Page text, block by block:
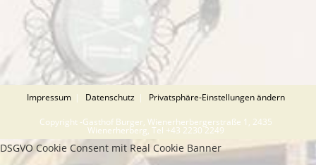
Impressum Datenschutz Privatsphäre-Einstellungen ändern
Copyright -Gasthof Burger, Wienerherbergerstraße 1, 2435
Wienerherberg, Tel +43 2230 2249
DSGVO Cookie Consent mit Real Cookie Banner